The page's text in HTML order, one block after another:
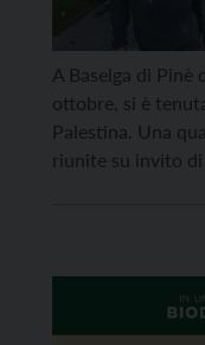
A Baselga di Pinè
ottobre, si è
Palestina. Una
riunite su invito
possano e